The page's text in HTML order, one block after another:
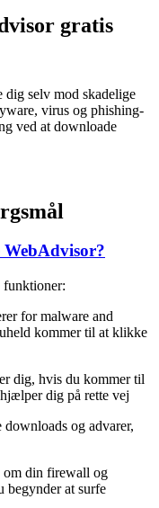
gratis
selv mod skadelige
virus og phishing-
ved at downloade
for malware and
kommer til at klikke
dig, hvis du kommer til
dig på rette vej
og advarer,
om din firewall og
begynder at surfe